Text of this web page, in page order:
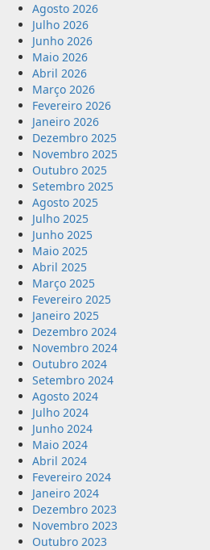
Agosto 2026
Julho 2026
Junho 2026
Maio 2026
Abril 2026
Março 2026
Fevereiro 2026
Janeiro 2026
Dezembro 2025
Novembro 2025
Outubro 2025
Setembro 2025
Agosto 2025
Julho 2025
Junho 2025
Maio 2025
Abril 2025
Março 2025
Fevereiro 2025
Janeiro 2025
Dezembro 2024
Novembro 2024
Outubro 2024
Setembro 2024
Agosto 2024
Julho 2024
Junho 2024
Maio 2024
Abril 2024
Fevereiro 2024
Janeiro 2024
Dezembro 2023
Novembro 2023
Outubro 2023